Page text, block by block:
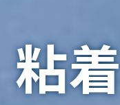
粘着